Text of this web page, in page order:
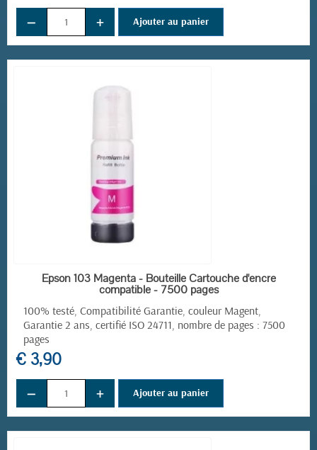
− + Ajouter au panier
EN STOCK
Epson 103 Magenta - Bouteille Cartouche d'encre
compatible - 7500 pages
100% testé, Compatibilité Garantie, couleur Magent,
Garantie 2 ans, certifié ISO 24711, nombre de pages : 7500
pages
€ 3,90
− + Ajouter au panier